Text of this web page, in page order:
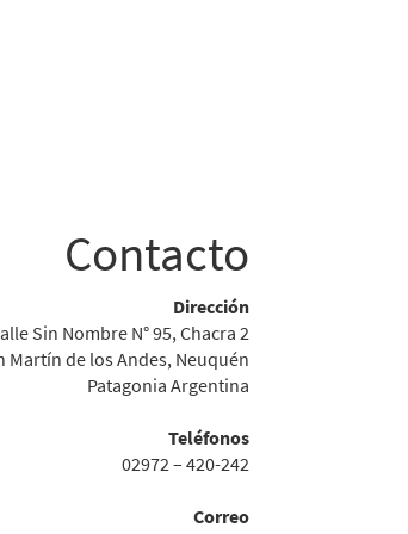
Contacto
Dirección
Sin Nombre N° 95, Chacra 2
Martín de los Andes, Neuquén
Patagonia Argentina
Teléfonos
02972 – 420-242
Correo